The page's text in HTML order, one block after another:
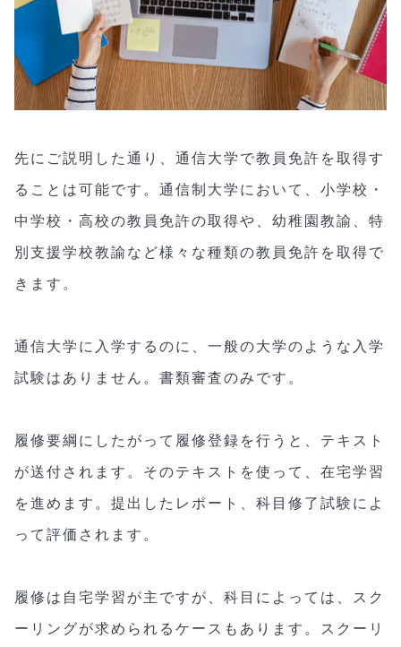
先にご説明した通り、通信大学で教員免許を取得す
ることは可能です。通信制大学において、小学校・
中学校・高校の教員免許の取得や、幼稚園教諭、特
別支援学校教諭など様々な種類の教員免許を取得で
きます。
通信大学に入学するのに、一般の大学のような入学
試験はありません。書類審査のみです。
履修要綱にしたがって履修登録を行うと、テキスト
が送付されます。そのテキストを使って、在宅学習
を進めます。提出したレポート、科目修了試験によ
って評価されます。
履修は自宅学習が主ですが、科目によっては、スク
ーリングが求められるケースもあります。スクーリ